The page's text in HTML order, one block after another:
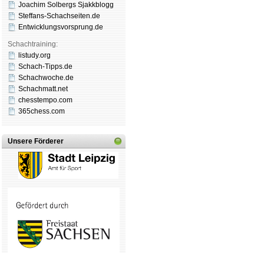
Joachim Solbergs Sjakkblogg
Steffans-Schachseiten.de
Entwicklungsvorsprung.de
Schachtraining:
listudy.org
Schach-Tipps.de
Schachwoche.de
Schachmatt.net
chesstempo.com
365chess.com
Unsere Förderer